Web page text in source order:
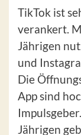
TikTok ist
verankert.
Jährigen
und
Die
App sind
Jährigen